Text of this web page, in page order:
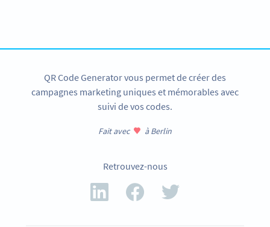
QR Code Generator vous permet de créer des
campagnes marketing uniques et mémorables avec
suivi de vos codes.
Fait avec à Berlin
Retrouvez-nous